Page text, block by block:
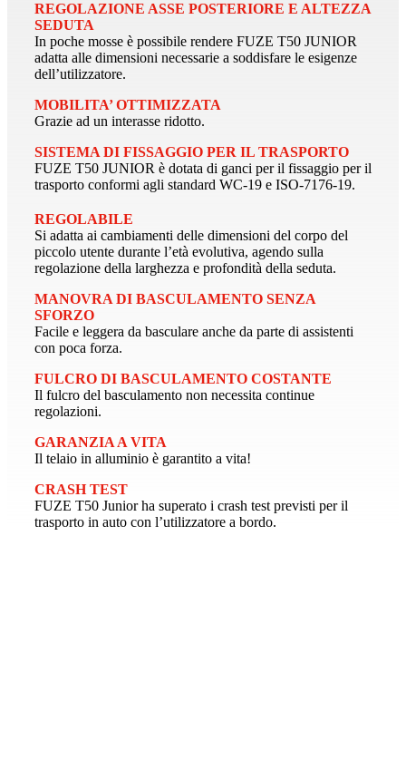
REGOLAZIONE ASSE POSTERIORE E ALTEZZA
SEDUTA
In poche mosse è possibile rendere FUZE T50 JUNIOR
adatta alle dimensioni necessarie a soddisfare le esigenze
dell’utilizzatore.
MOBILITA’ OTTIMIZZATA
Grazie ad un interasse ridotto.
SISTEMA DI FISSAGGIO PER IL TRASPORTO
FUZE T50 JUNIOR è dotata di ganci per il fissaggio per il
trasporto conformi agli standard WC-19 e ISO-7176-19.
REGOLABILE
Si adatta ai cambiamenti delle dimensioni del corpo del
piccolo utente durante l’età evolutiva, agendo sulla
regolazione della larghezza e profondità della seduta.
MANOVRA DI BASCULAMENTO SENZA
SFORZO
Facile e leggera da basculare anche da parte di assistenti
con poca forza.
FULCRO DI BASCULAMENTO COSTANTE
Il fulcro del basculamento non necessita continue
regolazioni.
GARANZIA A VITA
Il telaio in alluminio è garantito a vita!
CRASH TEST
FUZE T50 Junior ha superato i crash test previsti per il
trasporto in auto con l’utilizzatore a bordo.